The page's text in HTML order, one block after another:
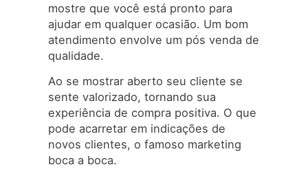
mostre que você está pronto para
ajudar em qualquer ocasião. Um bom
atendimento envolve um pós venda de
qualidade.
Ao se mostrar aberto seu cliente se
sente valorizado, tornando sua
experiência de compra positiva. O que
pode acarretar em indicações de
novos clientes, o famoso marketing
boca a boca.